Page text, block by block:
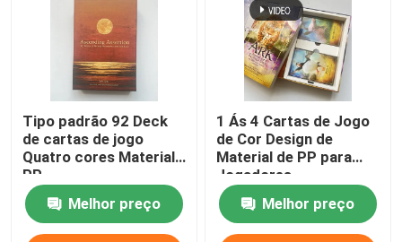
Tipo padrão 92 Deck
de cartas de jogo
Quatro cores Material
PP
Melhor preço
1 Ás 4 Cartas de Jogo
de Cor Design de
Material de PP para
Jogadores
Melhor preço